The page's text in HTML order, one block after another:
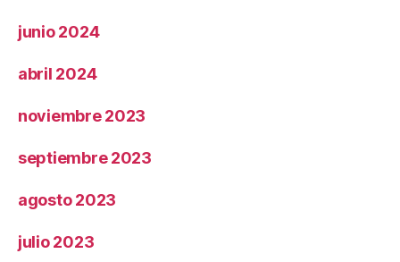
junio 2024
abril 2024
noviembre 2023
septiembre 2023
agosto 2023
julio 2023